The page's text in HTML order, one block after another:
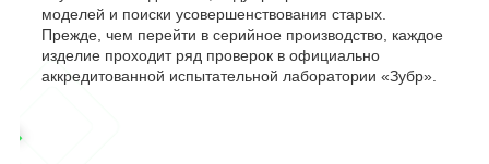
моделей и поиски усовершенствования старых.
Прежде, чем перейти в серийное производство, каждое
изделие проходит ряд проверок в официально
аккредитованной испытательной лаборатории «Зубр».